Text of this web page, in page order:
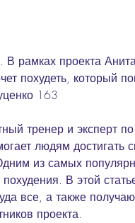
похудеть, который
163
тренер и эксперт
людям достигать
из самых
В этой
все, а также
проекта.